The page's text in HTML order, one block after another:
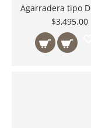
$3,495.00